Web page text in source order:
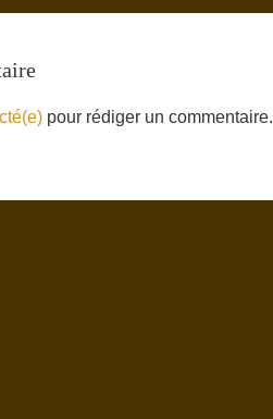
pour rédiger un commentaire.